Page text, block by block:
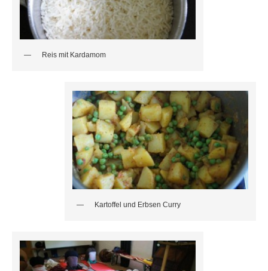
Reis mit Kardamom
Kartoffel und Erbsen Curry